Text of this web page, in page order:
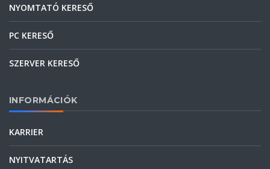
NYOMTATÓ KERESŐ
PC KERESŐ
SZERVER KERESŐ
INFORMÁCIÓK
KARRIER
NYITVATARTÁS